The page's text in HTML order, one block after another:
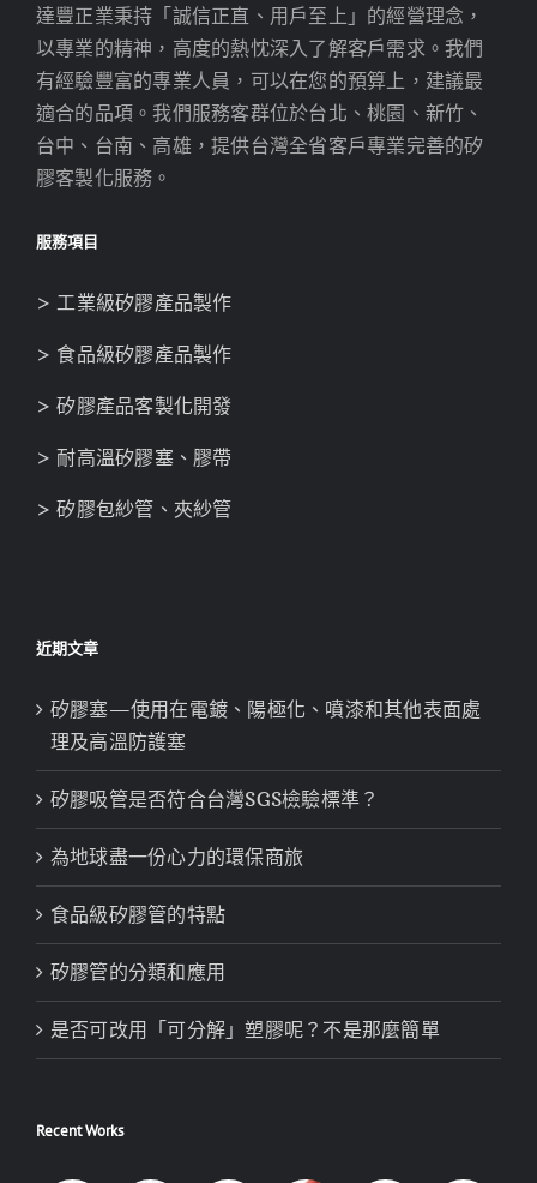
達豐正業秉持「誠信正直、用戶至上」的經營理念，
以專業的精神，高度的熱忱深入了解客戶需求。我們
有經驗豐富的專業人員，可以在您的預算上，建議最
適合的品項。我們服務客群位於台北、桃園、新竹、
台中、台南、高雄，提供台灣全省客戶專業完善的矽
膠客製化服務。
服務項目
> 工業級矽膠產品製作
> 食品級矽膠產品製作
> 矽膠產品客製化開發
> 耐高溫矽膠塞、膠帶
> 矽膠包紗管、夾紗管
近期文章
矽膠塞—使用在電鍍、陽極化、噴漆和其他表面處
理及高溫防護塞
矽膠吸管是否符合台灣SGS檢驗標準？
為地球盡一份心力的環保商旅
食品級矽膠管的特點
矽膠管的分類和應用
是否可改用「可分解」塑膠呢？不是那麼簡單
Recent Works